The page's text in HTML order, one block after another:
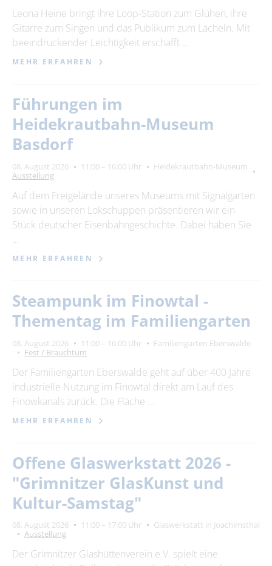
Leona Heine bringt ihre Loop-Station zum Glühen, ihre
Gitarre zum Singen und das Publikum zum Lächeln. Mit
beeindruckender Leichtigkeit erschafft …
MEHR ERFAHREN
Führungen im
Heidekrautbahn-Museum
Basdorf
08. August 2026 11:00 – 16:00 Uhr
Heidekrautbahn-Museum
Ausstellung
Auf dem Freigelände unseres Museums mit Signalgarten
sowie in unseren Lokschuppen präsentieren wir ein
Stück deutscher Eisenbahngeschichte. Dabei haben Sie
…
MEHR ERFAHREN
Steampunk im Finowtal -
Thementag im Familiengarten
08. August 2026 11:00 – 16:00 Uhr
Familiengarten Eberswalde
Fest / Brauchtum
Der Familiengarten Eberswalde geht auf über 400 Jahre
industrielle Nutzung im Finowtal direkt am Lauf des
Finowkanals zurück. Die Fläche …
MEHR ERFAHREN
Offene Glaswerkstatt 2026 -
"Grimnitzer GlasKunst und
Kultur-Samstag"
08. August 2026 11:00 – 17:00 Uhr
Glaswerkstatt in Joachimsthal
Ausstellung
Der Grimnitzer Glashüttenverein e.V. spielt eine